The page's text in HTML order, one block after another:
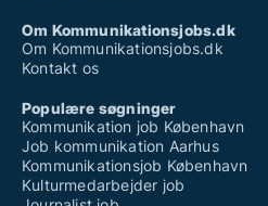
Om Kommunikationsjobs.dk
Om Kommunikationsjobs.dk
Kontakt os
Populære søgninger
Kommunikation job København
Job kommunikation Aarhus
Kommunikationsjob København
Kulturmedarbejder job